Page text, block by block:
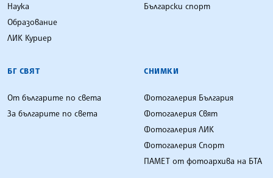
Наука
Образование
ЛИК Куриер
Български спорт
БГ СВЯТ
От българите по света
За българите по света
СНИМКИ
Фотогалерия България
Фотогалерия Свят
Фотогалерия ЛИК
Фотогалерия Спорт
ПАМЕТ от фотоархива на БТА